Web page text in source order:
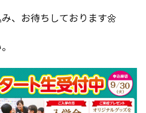
、お待ちしております🌼